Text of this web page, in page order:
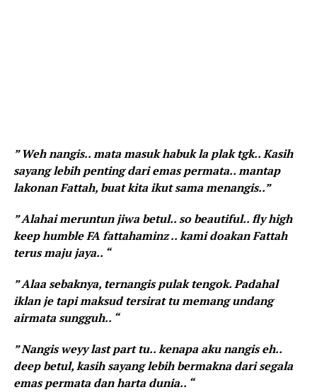
” Weh nangis.. mata masuk habuk la plak tgk.. Kasih
sayang lebih penting dari emas permata.. mantap
lakonan Fattah, buat kita ikut sama menangis..”
” Alahai meruntun jiwa betul.. so beautiful.. fly high
keep humble FA fattahaminz .. kami doakan Fattah
terus maju jaya.. “
” Alaa sebaknya, ternangis pulak tengok. Padahal
iklan je tapi maksud tersirat tu memang undang
airmata sungguh.. “
” Nangis weyy last part tu.. kenapa aku nangis eh..
deep betul, kasih sayang lebih bermakna dari segala
emas permata dan harta dunia.. “